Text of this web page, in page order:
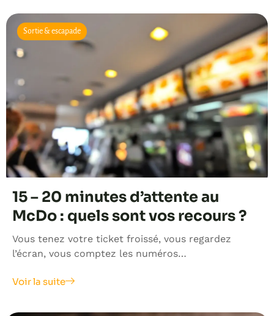
Sortie & escapade
15 – 20 minutes d’attente au
McDo : quels sont vos recours ?
Vous tenez votre ticket froissé, vous regardez
l’écran, vous comptez les numéros…
Voir la suite